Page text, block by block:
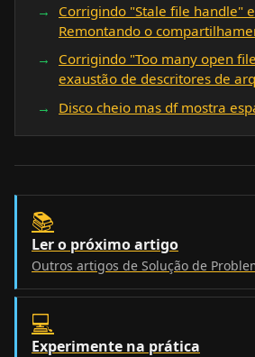
Corrigindo "Stale file handle"
Remontando o
Corrigindo "Too many open
exaustão de descritores de
Disco cheio mas df mostra
📚
Ler o próximo artigo
Outros artigos de Solução de
💻
Experimente na prática